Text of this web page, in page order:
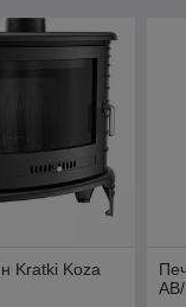
Kratki Koza